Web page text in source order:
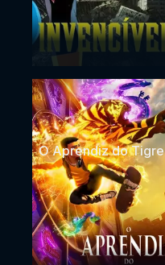
O Aprendiz do Tigre